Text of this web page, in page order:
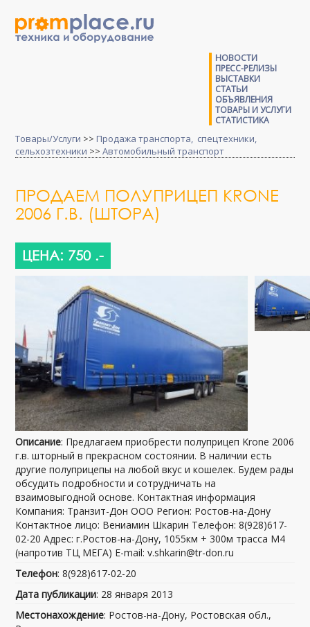
НОВОСТИ
ПРЕСС-РЕЛИЗЫ
ВЫСТАВКИ
СТАТЬИ
ОБЪЯВЛЕНИЯ
ТОВАРЫ И УСЛУГИ
СТАТИСТИКА
Товары/Услуги >> Продажа транспорта, спецтехники,
сельхозтехники >>Автомобильный транспорт
ПРОДАЕМ ПОЛУПРИЦЕП KRONE
2006 Г.В. (ШТОРА)
ЦЕНА: 750 .-
Описание: Предлагаем приобрести полуприцеп Krone 2006
г.в. шторный в прекрасном состоянии. В наличии есть
другие полуприцепы на любой вкус и кошелек. Будем рады
обсудить подробности и сотрудничать на
взаимовыгодной основе. Контактная информация
Компания: Транзит-Дон ООО Регион: Ростов-на-Дону
Контактное лицо: Вениамин Шкарин Телефон: 8(928)617-
02-20 Адрес: г.Ростов-на-Дону, 1055км + 300м трасса М4
(напротив ТЦ МЕГА) E-mail: v.shkarin@tr-don.ru
Телефон: 8(928)617-02-20
Дата публикации: 28 января 2013
Местонахождение: Ростов-на-Дону, Ростовская обл.,